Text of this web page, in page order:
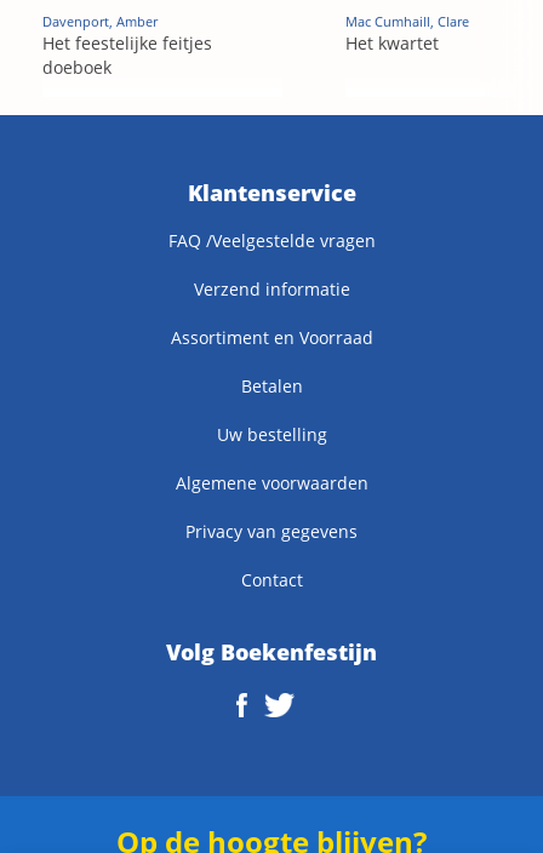
Davenport, Amber
Het feestelijke feitjes
doeboek
Mac Cumhaill, Clare
Het kwartet
Klantenservice
FAQ /Veelgestelde vragen
Verzend informatie
Assortiment en Voorraad
Betalen
Uw bestelling
Algemene voorwaarden
Privacy van gegevens
Contact
Volg Boekenfestijn
Op de hoogte blijven?